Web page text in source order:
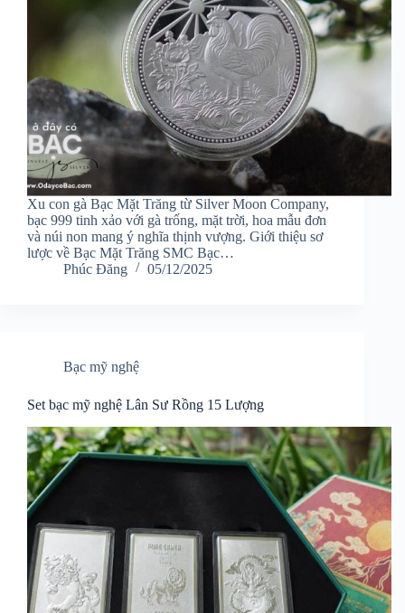
Xu con gà Bạc Mặt Trăng từ Silver Moon Company,
bạc 999 tinh xảo với gà trống, mặt trời, hoa mẫu đơn
và núi non mang ý nghĩa thịnh vượng. Giới thiệu sơ
lược về Bạc Mặt Trăng SMC Bạc…
Phúc Đăng
05/12/2025
Bạc mỹ nghệ
Set bạc mỹ nghệ Lân Sư Rồng 15 Lượng